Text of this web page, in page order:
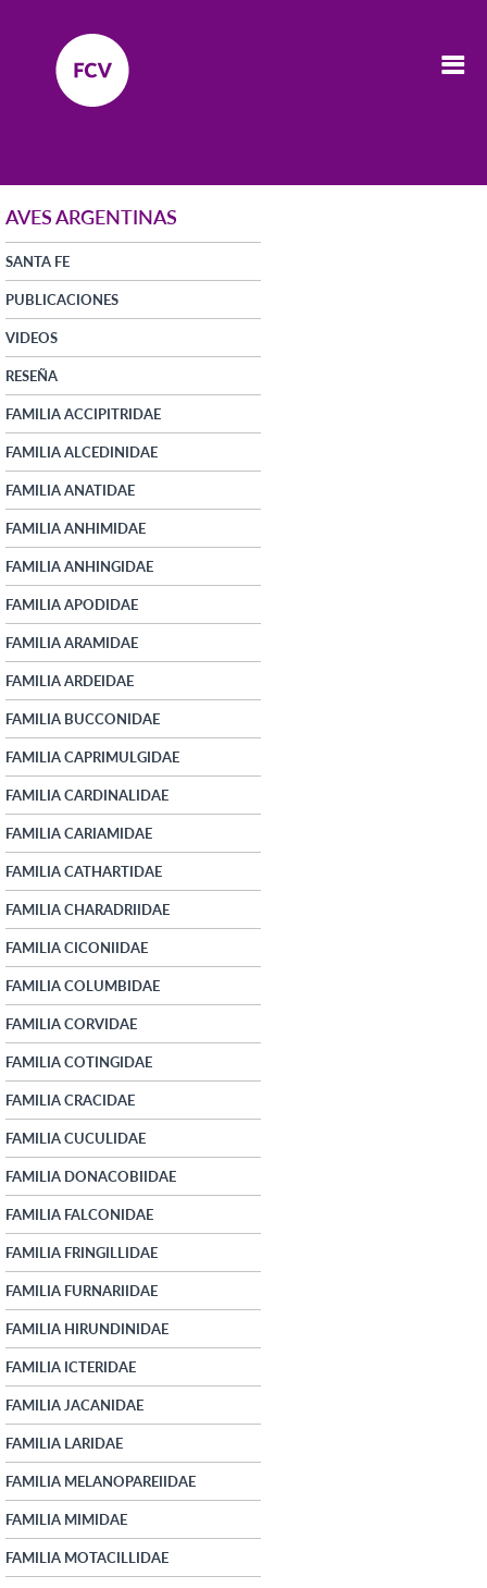
AVES ARGENTINAS
SANTA FE
PUBLICACIONES
VIDEOS
RESEÑA
FAMILIA ACCIPITRIDAE
FAMILIA ALCEDINIDAE
FAMILIA ANATIDAE
FAMILIA ANHIMIDAE
FAMILIA ANHINGIDAE
FAMILIA APODIDAE
FAMILIA ARAMIDAE
FAMILIA ARDEIDAE
FAMILIA BUCCONIDAE
FAMILIA CAPRIMULGIDAE
FAMILIA CARDINALIDAE
FAMILIA CARIAMIDAE
FAMILIA CATHARTIDAE
FAMILIA CHARADRIIDAE
FAMILIA CICONIIDAE
FAMILIA COLUMBIDAE
FAMILIA CORVIDAE
FAMILIA COTINGIDAE
FAMILIA CRACIDAE
FAMILIA CUCULIDAE
FAMILIA DONACOBIIDAE
FAMILIA FALCONIDAE
FAMILIA FRINGILLIDAE
FAMILIA FURNARIIDAE
FAMILIA HIRUNDINIDAE
FAMILIA ICTERIDAE
FAMILIA JACANIDAE
FAMILIA LARIDAE
FAMILIA MELANOPAREIIDAE
FAMILIA MIMIDAE
FAMILIA MOTACILLIDAE